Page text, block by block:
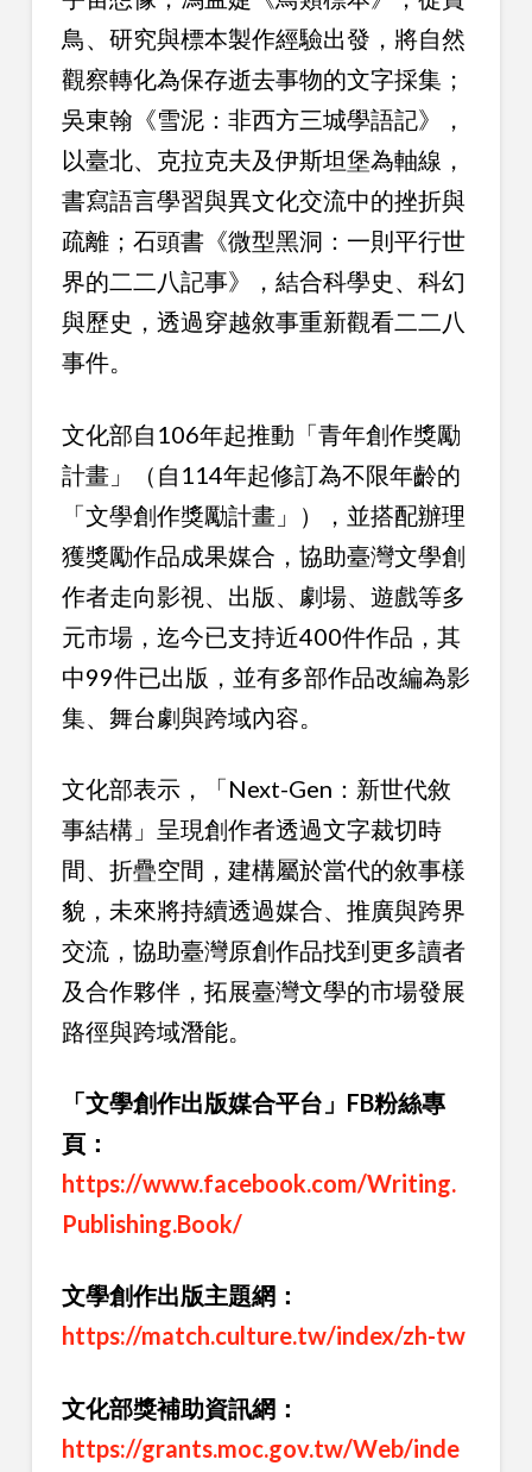
鳥、研究與標本製作經驗出發，將自然
觀察轉化為保存逝去事物的文字採集；
吳東翰《雪泥：非西方三城學語記》，
以臺北、克拉克夫及伊斯坦堡為軸線，
書寫語言學習與異文化交流中的挫折與
疏離；石頭書《微型黑洞：一則平行世
界的二二八記事》，結合科學史、科幻
與歷史，透過穿越敘事重新觀看二二八
事件。
文化部自106年起推動「青年創作獎勵
計畫」（自114年起修訂為不限年齡的
「文學創作獎勵計畫」），並搭配辦理
獲獎勵作品成果媒合，協助臺灣文學創
作者走向影視、出版、劇場、遊戲等多
元市場，迄今已支持近400件作品，其
中99件已出版，並有多部作品改編為影
集、舞台劇與跨域內容。
文化部表示，「Next-Gen：新世代敘
事結構」呈現創作者透過文字裁切時
間、折疊空間，建構屬於當代的敘事樣
貌，未來將持續透過媒合、推廣與跨界
交流，協助臺灣原創作品找到更多讀者
及合作夥伴，拓展臺灣文學的市場發展
路徑與跨域潛能。
「文學創作出版媒合平台」FB粉絲專
頁：
https://www.facebook.com/Writing.
Publishing.Book/
文學創作出版主題網：
https://match.culture.tw/index/zh-tw
文化部獎補助資訊網：
https://grants.moc.gov.tw/Web/inde